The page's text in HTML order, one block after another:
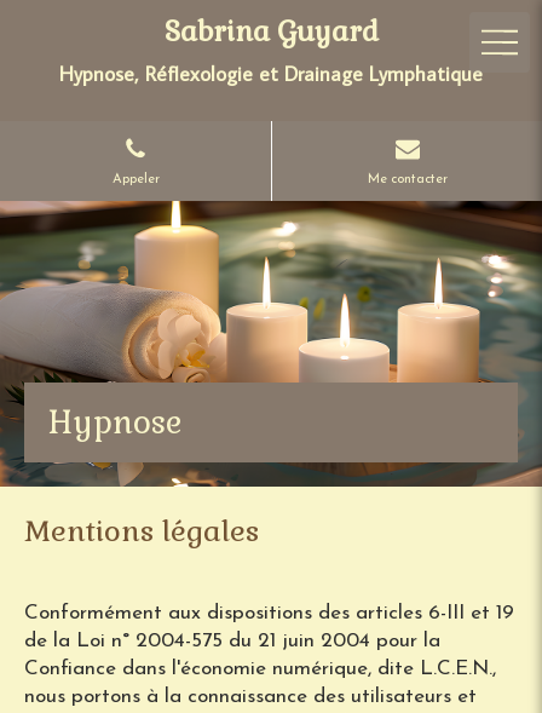
Sabrina Guyard
Hypnose, Réflexologie et Drainage Lymphatique
Appeler Me contacter
Hypnose
Mentions légales
Conformément aux dispositions des articles 6-III et 19
de la Loi n° 2004-575 du 21 juin 2004 pour la
Confiance dans l'économie numérique, dite L.C.E.N.,
nous portons à la connaissance des utilisateurs et